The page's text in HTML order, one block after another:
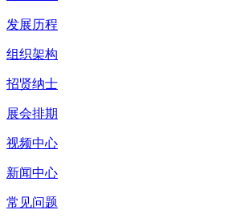
发展历程
组织架构
招贤纳士
展会排期
视频中心
新闻中心
常见问题